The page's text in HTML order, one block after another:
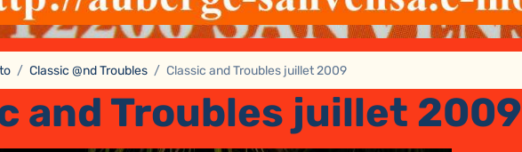
Classic @nd Troubles Classic and Troubles juillet 2009
and Troubles juillet 2009